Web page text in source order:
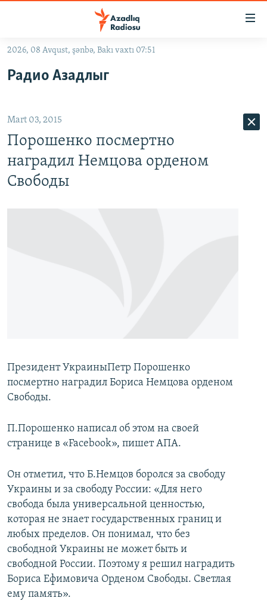
Əsas
qayıt
qayıt
Axtarışa
#İZAHLA
FƏRQƏ BAX
QANUNI DOĞRU
BIZIMLƏ ƏLAQƏ
XƏBƏR BÜLLETENLƏRIMIZ
2026, 08 Avqust, şənbə, Bakı vaxtı 07:51
Радио Азадлыг
Mart 03, 2015
Порошенко посмертно
наградил Немцова орденом
Свободы
Президент УкраиныПетр Порошенко
посмертно наградил Бориса Немцова орденом
Свободы.
П.Порошенко написал об этом на своей
странице в «Facebook», пишет АПА.
Он отметил, что Б.Немцов боролся за свободу
Украины и за свободу России: «Для него
свобода была универсальной ценностью,
которая не знает государственных границ и
любых пределов. Он понимал, что без
свободной Украины не может быть и
свободной России. Поэтому я решил наградить
Бориса Ефимовича Орденом Свободы. Светлая
ему память».